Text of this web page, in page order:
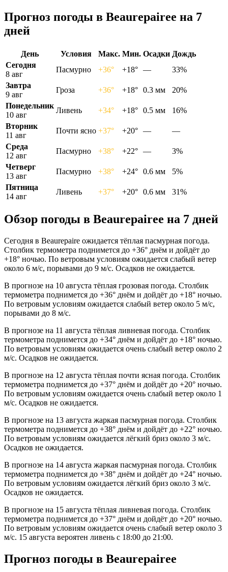
Прогноз погоды в Beaurepaireе на 7
дней
День Условия Макс. Мин. Осадки Дождь
Сегодня
8 авг
Пасмурно +36° +18° —
33%
Завтра
9 авг
Гроза +36° +18° 0.3 мм
20%
Понедельник
10 авг
Ливень +34° +18° 0.5 мм
16%
Вторник
11 авг
Почти ясно +37° +20° —
—
Среда
12 авг
Пасмурно +38° +22° —
3%
Четверг
13 авг
Пасмурно +38° +24° 0.6 мм
5%
Пятница
14 авг
Ливень +37° +20° 0.6 мм 31%
Обзор погоды в Beaurepaireе на 7 дней
Сегодня в Beaurepaire ожидается тёплая пасмурная погода.
Столбик термометра поднимется до +36° днём и дойдёт до
+18° ночью. По ветровым условиям ожидается слабый ветер
около 6 м/с, порывами до 9 м/с. Осадков не ожидается.
В прогнозе на 10 августа тёплая грозовая погода. Столбик
термометра поднимется до +36° днём и дойдёт до +18° ночью.
По ветровым условиям ожидается слабый ветер около 5 м/с,
порывами до 8 м/с.
В прогнозе на 11 августа тёплая ливневая погода. Столбик
термометра поднимется до +34° днём и дойдёт до +18° ночью.
По ветровым условиям ожидается очень слабый ветер около 2
м/с. Осадков не ожидается.
В прогнозе на 12 августа тёплая почти ясная погода. Столбик
термометра поднимется до +37° днём и дойдёт до +20° ночью.
По ветровым условиям ожидается очень слабый ветер около 1
м/с. Осадков не ожидается.
В прогнозе на 13 августа жаркая пасмурная погода. Столбик
термометра поднимется до +38° днём и дойдёт до +22° ночью.
По ветровым условиям ожидается лёгкий бриз около 3 м/с.
Осадков не ожидается.
В прогнозе на 14 августа жаркая пасмурная погода. Столбик
термометра поднимется до +38° днём и дойдёт до +24° ночью.
По ветровым условиям ожидается лёгкий бриз около 3 м/с.
Осадков не ожидается.
В прогнозе на 15 августа тёплая ливневая погода. Столбик
термометра поднимется до +37° днём и дойдёт до +20° ночью.
По ветровым условиям ожидается очень слабый ветер около 3
м/с. 15 августа вероятен ливень с 18:00 до 21:00.
Прогноз погоды в Beaurepaireе